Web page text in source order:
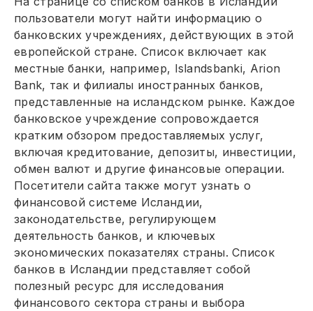
пользователи могут найти информацию о
банковских учреждениях, действующих в этой
европейской стране. Список включает как
местные банки, например, Islandsbanki, Arion
Bank, так и филиалы иностранных банков,
представленные на исландском рынке. Каждое
банковское учреждение сопровождается
кратким обзором предоставляемых услуг,
включая кредитование, депозиты, инвестиции,
обмен валют и другие финансовые операции.
Посетители сайта также могут узнать о
финансовой системе Исландии,
законодательстве, регулирующем
деятельность банков, и ключевых
экономических показателях страны. Список
банков в Исландии представляет собой
полезный ресурс для исследования
финансового сектора страны и выбора